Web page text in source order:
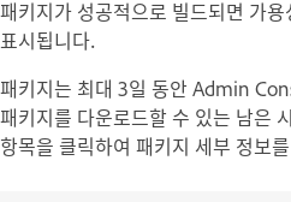
패키지가 성공적으로 빌드되면 가
표시됩니다.
패키지는 최대 3일 동안 Admin
패키지를 다운로드할 수 있는 남은
항목을 클릭하여 패키지 세부 정보